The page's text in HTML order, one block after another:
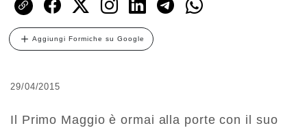
Aggiungi Formiche su Google
29/04/2015
Il Primo Maggio è ormai alla porte con il suo